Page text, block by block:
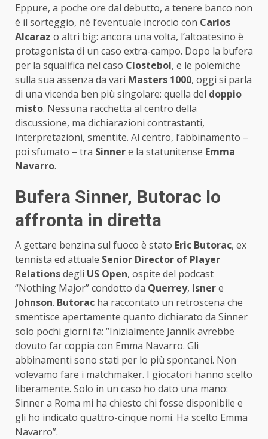
Eppure, a poche ore dal debutto, a tenere banco non
è il sorteggio, né l’eventuale incrocio con Carlos
Alcaraz o altri big: ancora una volta, l’altoatesino è
protagonista di un caso extra-campo. Dopo la bufera
per la squalifica nel caso Clostebol, e le polemiche
sulla sua assenza da vari Masters 1000, oggi si parla
di una vicenda ben più singolare: quella del doppio
misto. Nessuna racchetta al centro della
discussione, ma dichiarazioni contrastanti,
interpretazioni, smentite. Al centro, l’abbinamento –
poi sfumato – tra Sinnere la statunitense Emma
Navarro.
Bufera Sinner, Butorac lo
affronta in diretta
A gettare benzina sul fuoco è stato Eric Butorac, ex
tennista ed attuale Senior Director of Player
Relationsdegli US Open, ospite del podcast
“Nothing Major” condotto da Querrey, Isnere
Johnson. Butorac ha raccontato un retroscena che
smentisce apertamente quanto dichiarato da Sinner
solo pochi giorni fa: “Inizialmente Jannik avrebbe
dovuto far coppia con Emma Navarro. Gli
abbinamenti sono stati per lo più spontanei. Non
volevamo fare i matchmaker. I giocatori hanno scelto
liberamente. Solo in un caso ho dato una mano:
Sinner a Roma mi ha chiesto chi fosse disponibile e
gli ho indicato quattro-cinque nomi. Ha scelto Emma
Navarro”.